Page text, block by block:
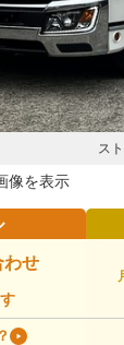
ス
像を表示
わせ